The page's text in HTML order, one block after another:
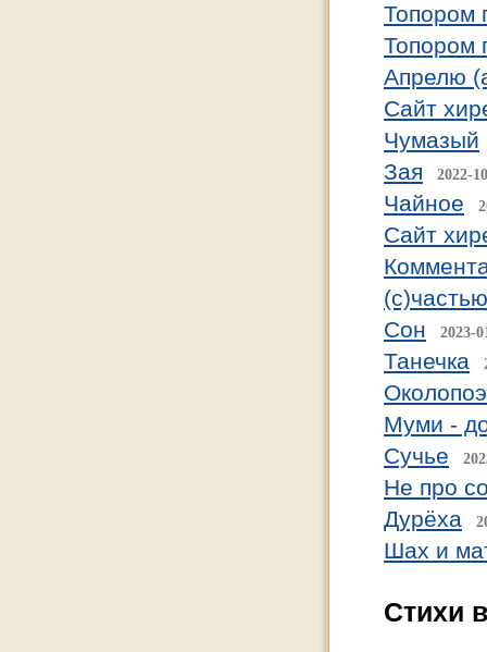
Топором
Топором
Апрелю
Сайт
Чумазый
Зая
2022-
Чайное
Сайт
Сон
2023-
Танечка
Муми -
Сучье
Не про
Дурёха
Шах и
Стихи